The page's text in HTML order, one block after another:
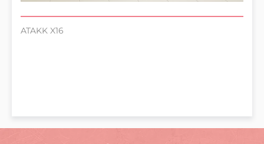
ATAKK X16